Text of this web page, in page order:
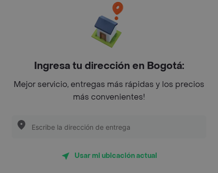
Top Marcas y Cadenas de Restaurantes
Encuéntranos en estos países
App Store Google play
Restaurantes cerca de mi para pedir Comida a Domicilio -
Ingresa tu dirección en Bogotá:
Mejor servicio, entregas más rápidas y los precios
más convenientes!
Usar mi ubicación actual